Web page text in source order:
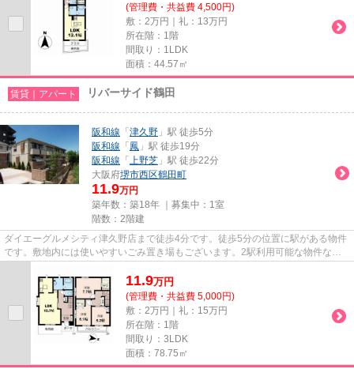
(管理費・共益費 4,500円)
敷：2万円｜礼：13万円
所在階：1階
間取り：1LDK
面積：44.57㎡
賃貸｜アパート リバーサイド鶴田
阪和線 「 津久野 」駅 徒歩5分
阪和線 「 鳳 」駅 徒歩19分
阪和線 「 上野芝 」駅 徒歩22分
大阪府堺市西区鶴田町
11.9万円
築年数：築18年 ｜募集中： 1室
階数：2階建
ダイエーグルメシティ津久野店まで徒歩4分です。徒歩5分の位置に駅がある物件
です。敷地内には使いやすいごみ置き場もございます。2駅利用可能な物件なの
11.9万円
(管理費・共益費 5,000円)
敷：2万円｜礼：15万円
所在階：1階
間取り：3LDK
面積：78.75㎡